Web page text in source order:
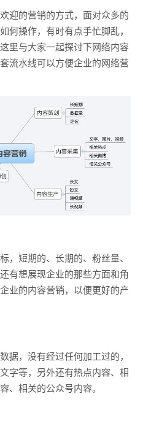
迎的营销的方式，面对众多的
何操作，有时有点手忙脚乱，
里与大家一起探讨下网络内容
流水线可以方便企业的网络营
，短期的、长期的、粉丝量、
有想展现企业的那些方面和角
业的内容营销，以便更好的产
据，没有经过任何加工过的，
字等，另外还有热点内容、相
、相关的公众号内容。